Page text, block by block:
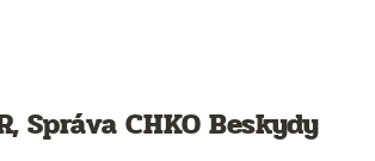
Správa CHKO Beskydy